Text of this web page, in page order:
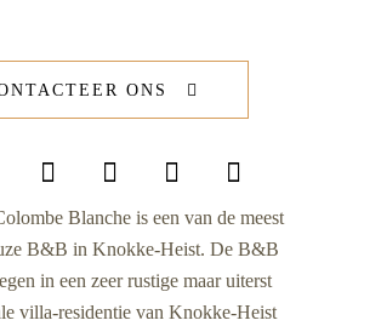
ONS
Blanche is een van de meest
B&B in Knokke-Heist. De B&B
in een zeer rustige maar uiterst
villa-residentie van Knokke-Heist